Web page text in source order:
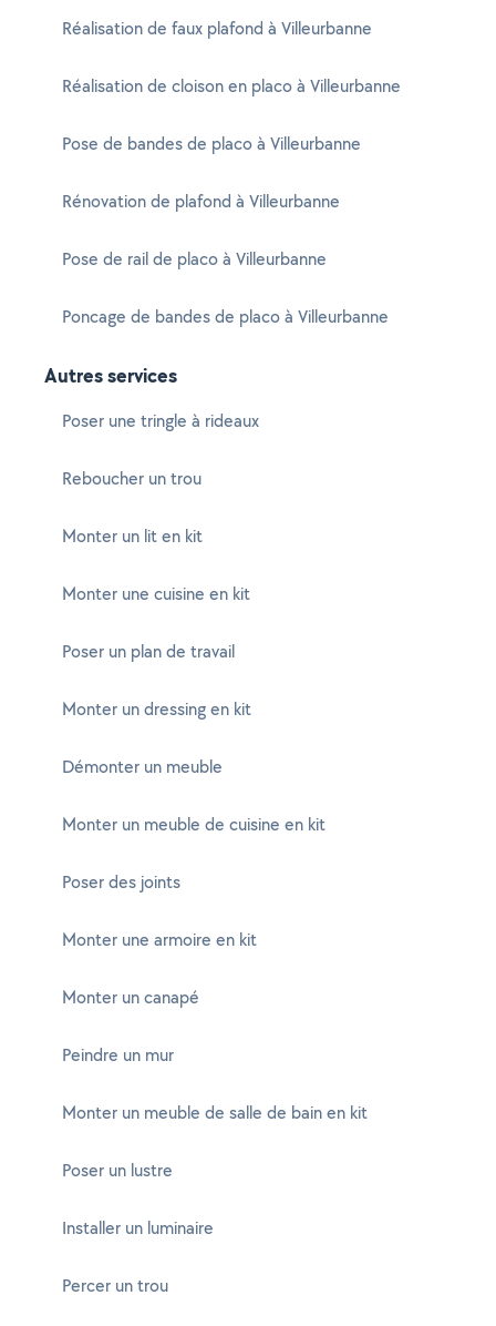
Réalisation de faux plafond à Villeurbanne
Réalisation de cloison en placo à Villeurbanne
Pose de bandes de placo à Villeurbanne
Rénovation de plafond à Villeurbanne
Pose de rail de placo à Villeurbanne
Poncage de bandes de placo à Villeurbanne
Autres services
Poser une tringle à rideaux
Reboucher un trou
Monter un lit en kit
Monter une cuisine en kit
Poser un plan de travail
Monter un dressing en kit
Démonter un meuble
Monter un meuble de cuisine en kit
Poser des joints
Monter une armoire en kit
Monter un canapé
Peindre un mur
Monter un meuble de salle de bain en kit
Poser un lustre
Installer un luminaire
Percer un trou